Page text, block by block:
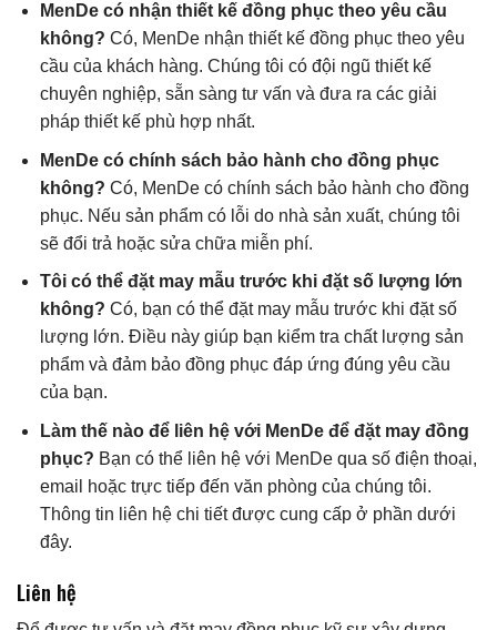
MenDe có nhận thiết kế đồng phục theo yêu cầu
không? Có, MenDe nhận thiết kế đồng phục theo yêu
cầu của khách hàng. Chúng tôi có đội ngũ thiết kế
chuyên nghiệp, sẵn sàng tư vấn và đưa ra các giải
pháp thiết kế phù hợp nhất.
MenDe có chính sách bảo hành cho đồng phục
không? Có, MenDe có chính sách bảo hành cho đồng
phục. Nếu sản phẩm có lỗi do nhà sản xuất, chúng tôi
sẽ đổi trả hoặc sửa chữa miễn phí.
Tôi có thể đặt may mẫu trước khi đặt số lượng lớn
không? Có, bạn có thể đặt may mẫu trước khi đặt số
lượng lớn. Điều này giúp bạn kiểm tra chất lượng sản
phẩm và đảm bảo đồng phục đáp ứng đúng yêu cầu
của bạn.
Làm thế nào để liên hệ với MenDe để đặt may đồng
phục? Bạn có thể liên hệ với MenDe qua số điện thoại,
email hoặc trực tiếp đến văn phòng của chúng tôi.
Thông tin liên hệ chi tiết được cung cấp ở phần dưới
đây.
Liên hệ